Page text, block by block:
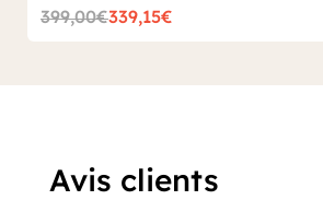
399,00€339,15€
Avis clients